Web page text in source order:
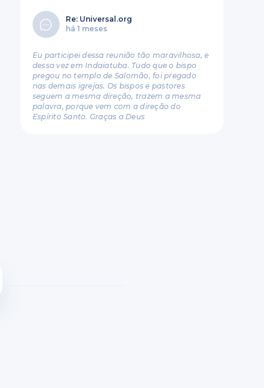
Re: Universal.org
há 1 meses
Eu participei dessa reunião tão maravilhosa, e
dessa vez em Indaiatuba. Tudo que o bispo
pregou no templo de Salomão, foi pregado
nas demais igrejas. Os bispos e pastores
seguem a mesma direção, trazem a mesma
palavra, porque vem com a direção do
Espírito Santo. Graças a Deus